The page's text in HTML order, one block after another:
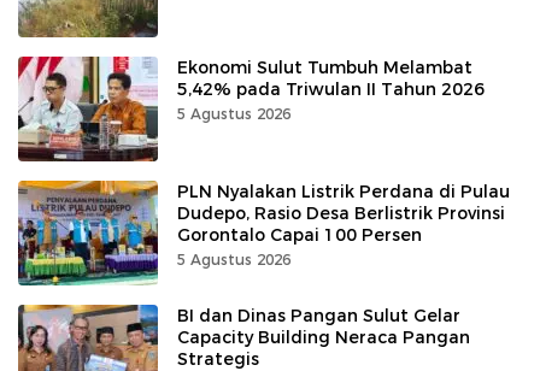
Ekonomi Sulut Tumbuh Melambat
5,42% pada Triwulan II Tahun 2026
5 Agustus 2026
PLN Nyalakan Listrik Perdana di Pulau
Dudepo, Rasio Desa Berlistrik Provinsi
Gorontalo Capai 100 Persen
5 Agustus 2026
BI dan Dinas Pangan Sulut Gelar
Capacity Building Neraca Pangan
Strategis